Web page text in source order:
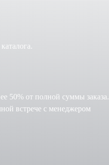
50% от полной суммы заказа.
встрече с менеджером